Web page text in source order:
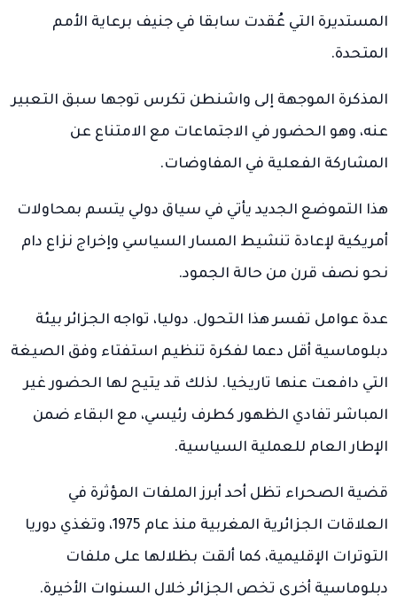
المستديرة التي عُقدت سابقا في جنيف برعاية الأمم
المتحدة.
المذكرة الموجهة إلى واشنطن تكرس توجها سبق التعبير
عنه، وهو الحضور في الاجتماعات مع الامتناع عن
المشاركة الفعلية في المفاوضات.
هذا التموضع الجديد يأتي في سياق دولي يتسم بمحاولات
أمريكية لإعادة تنشيط المسار السياسي وإخراج نزاع دام
نحو نصف قرن من حالة الجمود.
عدة عوامل تفسر هذا التحول. دوليا، تواجه الجزائر بيئة
دبلوماسية أقل دعما لفكرة تنظيم استفتاء وفق الصيغة
التي دافعت عنها تاريخيا. لذلك قد يتيح لها الحضور غير
المباشر تفادي الظهور كطرف رئيسي، مع البقاء ضمن
الإطار العام للعملية السياسية.
قضية الصحراء تظل أحد أبرز الملفات المؤثرة في
العلاقات الجزائرية المغربية منذ عام 1975، وتغذي دوريا
التوترات الإقليمية، كما ألقت بظلالها على ملفات
دبلوماسية أخرى تخص الجزائر خلال السنوات الأخيرة.